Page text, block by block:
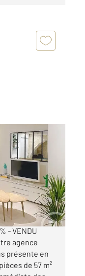
- VENDU
agence
présente en
de 57 m²